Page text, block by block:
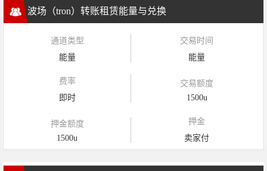
波场（tron）转账租赁能量与兑换
通道类型
能量
交易时间
能量
费率
即时
交易额度
1500u
押金额度
1500u
押金
卖家付